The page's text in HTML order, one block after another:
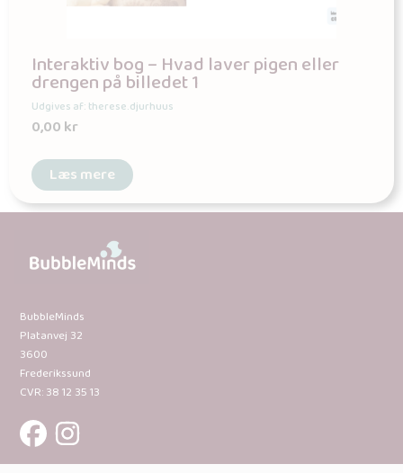
Interaktiv bog – Hvad laver pigen eller
drengen på billedet 1
Udgives af: therese.djurhuus
0,00kr
Læs mere
BubbleMinds
Platanvej 32
3600
Frederikssund
CVR: 38 12 35 13